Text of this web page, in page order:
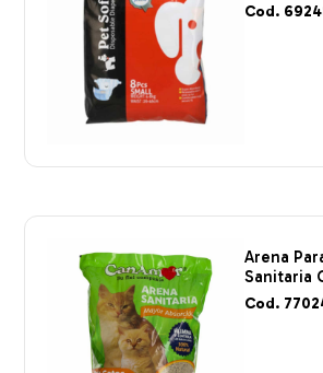
Cod.
Arena
Sanitaria
Cod.